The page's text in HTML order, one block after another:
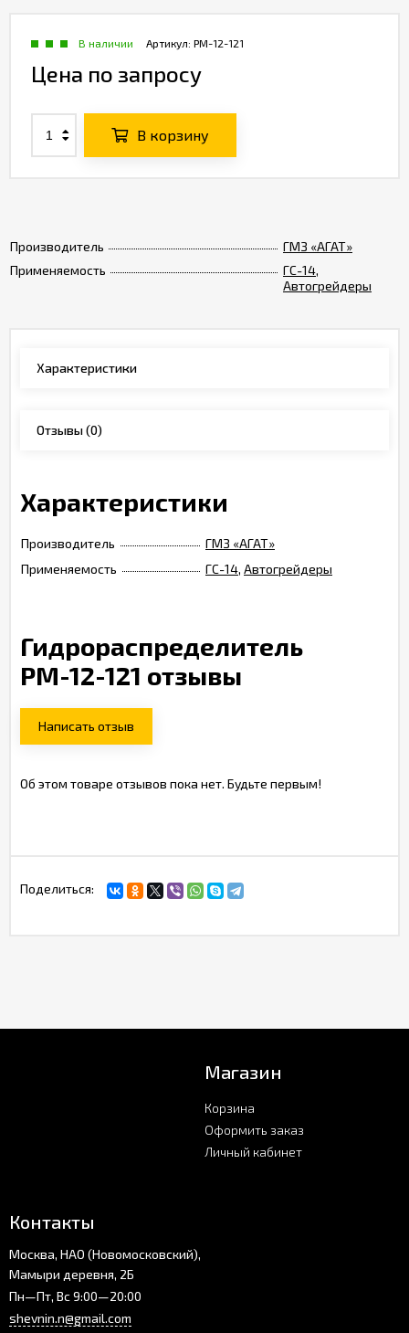
Производитель
ГМЗ «АГАТ»
Применяемость
ГС-14,
Автогрейдеры
Артикул: РМ-12-121
В наличии
Цена по запросу
В корзину
Характеристики
Отзывы(0)
Характеристики
Производитель
ГМЗ «АГАТ»
Применяемость
ГС-14, Автогрейдеры
Гидрораспределитель
РМ-12-121 отзывы
Написать отзыв
Об этом товаре отзывов пока нет. Будьте первым!
Поделиться:
Магазин
Корзина
Оформить заказ
Личный кабинет
Контакты
Москва, НАО (Новомосковский),
Мамыри деревня, 2Б
Пн—Пт, Вс 9:00—20:00
shevnin.n@gmail.com